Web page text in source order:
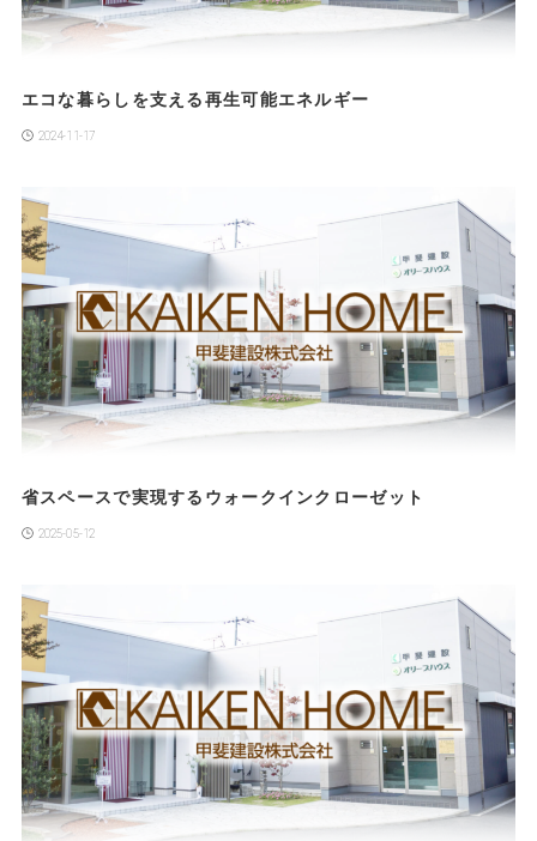
エコな暮らしを支える再生可能エネルギー
2024-11-17
省スペースで実現するウォークインクローゼット
2025-05-12